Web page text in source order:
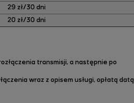
29 zł/30 dni
20 zł/30 dni
transmisji, a następnie po
wraz z opisem usługi, opłatą datą